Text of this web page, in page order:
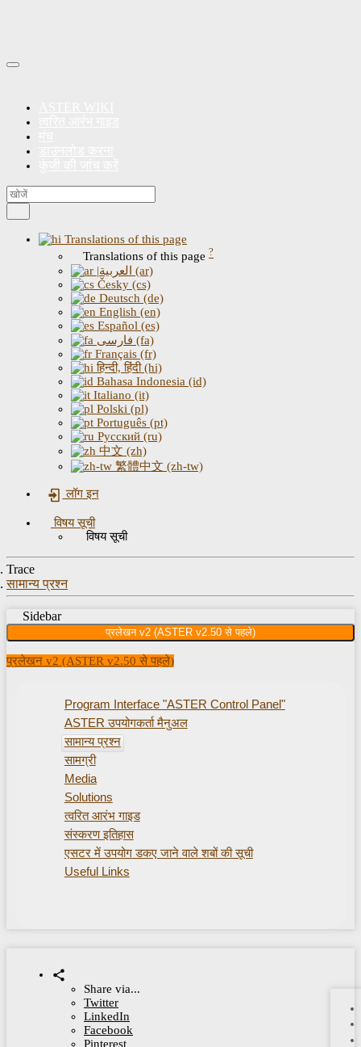
Translations of this page
Translations of this page ?
|العربية (ar)
Česky (cs)
Deutsch (de)
English (en)
Español (es)
فارسی (fa)
Français (fr)
हिन्दी, हिंदी (hi)
Bahasa Indonesia (id)
Italiano (it)
Polski (pl)
Português (pt)
Русский (ru)
中文 (zh)
繁體中文 (zh-tw)
लॉग इन
विषय सूची
विषय सूची
Trace
सामान्य प्रश्न
Sidebar
प्रलेखन v2 (ASTER v2.50 से पहले)
प्रलेखन v2 (ASTER v2.50 से पहले)
Program Interface "ASTER Control Panel"
ASTER उपयोगकर्ता मैनुअल
सामान्य प्रश्न
सामग्री
Media
Solutions
त्वरित आरंभ गाइड
संस्करण इतिहास
एसटर में उपयोग डकए जाने वाले शबों की सूची
Useful Links
Share via...
Twitter
LinkedIn
Facebook
Pinterest